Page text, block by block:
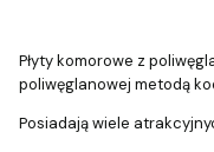
Płyty komorowe z
poliwęglanowej metodą
Posiadają wiele